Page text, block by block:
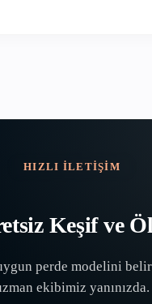
HIZLI İLETIŞIM
Keşif ve
perde modelini
ekibimiz yanınızda.